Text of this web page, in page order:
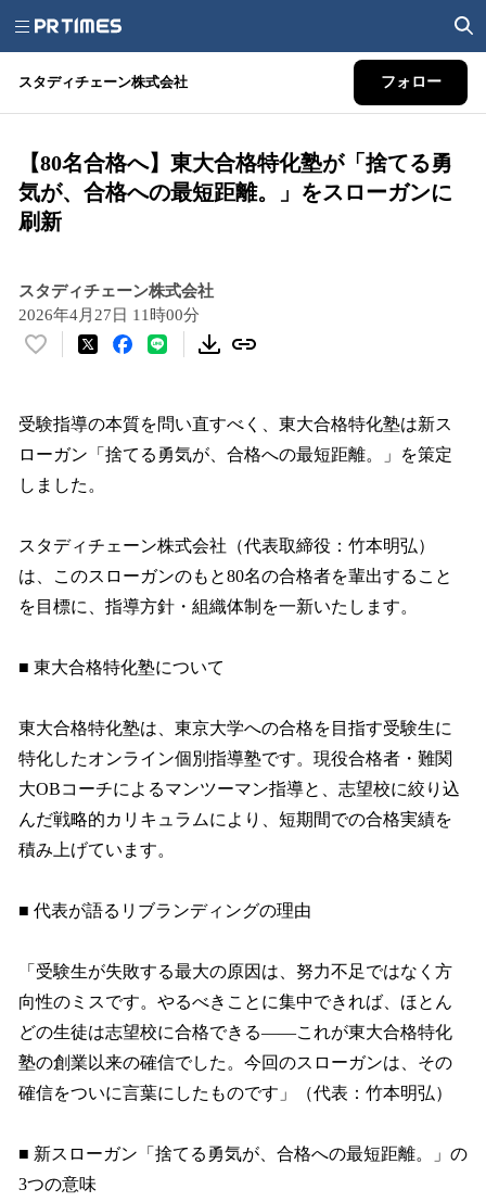
スタディチェーン株式会社 フォロー
【80名合格へ】東大合格特化塾が「捨てる勇
気が、合格への最短距離。」をスローガンに
刷新
スタディチェーン株式会社
2026年4月27日 11時00分
い
！
読
込
み
中
で
受験指導の本質を問い直すべく、東大合格特化塾は新ス
ローガン「捨てる勇気が、合格への最短距離。」を策定
しました。
スタディチェーン株式会社（代表取締役：竹本明弘）
は、このスローガンのもと80名の合格者を輩出すること
を目標に、指導方針・組織体制を一新いたします。
■ 東大合格特化塾について
東大合格特化塾は、東京大学への合格を目指す受験生に
特化したオンライン個別指導塾です。現役合格者・難関
大OBコーチによるマンツーマン指導と、志望校に絞り込
んだ戦略的カリキュラムにより、短期間での合格実績を
積み上げています。
■ 代表が語るリブランディングの理由
「受験生が失敗する最大の原因は、努力不足ではなく方
向性のミスです。やるべきことに集中できれば、ほとん
どの生徒は志望校に合格できる——これが東大合格特化
塾の創業以来の確信でした。今回のスローガンは、その
確信をついに言葉にしたものです」（代表：竹本明弘）
■ 新スローガン「捨てる勇気が、合格への最短距離。」の
3つの意味